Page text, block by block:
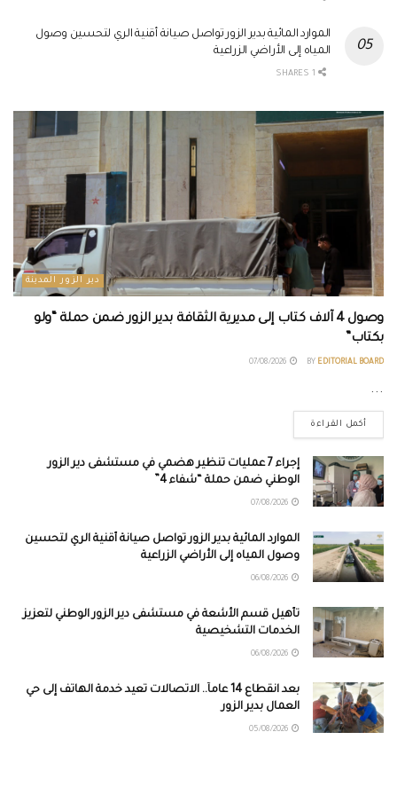
الموارد المائية بدير الزور تواصل صيانة أقنية الري لتحسين وصول
المياه إلى الأراضي الزراعية
دير الزور المدينة
وصول 4 آلاف كتاب إلى مديرية الثقافة بدير الزور ضمن حملة “ولو
بكتاب”
BY EDITORIAL BOARD
...
أكمل القراءة
إجراء 7 عمليات تنظير هضمي في مستشفى دير الزور
الوطني ضمن حملة “شفاء 4”
الموارد المائية بدير الزور تواصل صيانة أقنية الري لتحسين
وصول المياه إلى الأراضي الزراعية
تأهيل قسم الأشعة في مستشفى دير الزور الوطني لتعزيز
الخدمات التشخيصية
بعد انقطاع 14 عاماً.. الاتصالات تعيد خدمة الهاتف إلى حي
العمال بدير الزور